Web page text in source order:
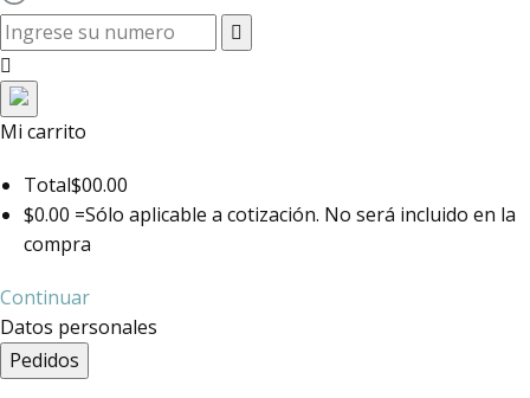
toggle navigation
Mi carrito
Total$00.00
$0.00 =Sólo aplicable a cotización. No será incluido en la
compra
Continuar
Datos personales